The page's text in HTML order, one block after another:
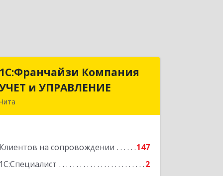
1С:Франчайзи Компания
и УПРАВЛЕНИЕ
Клиентов на сопровождении
147
1С:Специалист
2
1С:Франчайзи Компания
УЧЕТ и УПРАВЛЕНИЕ
Подробнее